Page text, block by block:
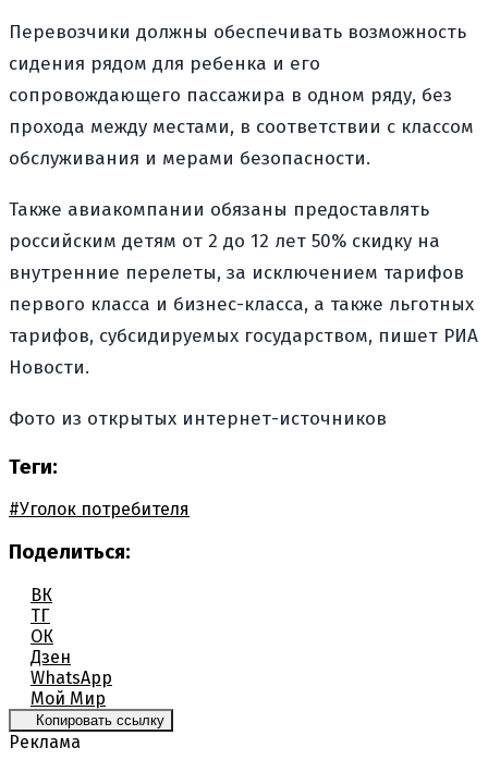
Перевозчики должны обеспечивать возможность
сидения рядом для ребенка и его
сопровождающего пассажира в одном ряду, без
прохода между местами, в соответствии с классом
обслуживания и мерами безопасности.
Также авиакомпании обязаны предоставлять
российским детям от 2 до 12 лет 50% скидку на
внутренние перелеты, за исключением тарифов
первого класса и бизнес-класса, а также льготных
тарифов, субсидируемых государством, пишет РИА
Новости.
Фото из открытых интернет-источников
Теги:
#Уголок потребителя
Поделиться:
ВК
ТГ
ОК
Дзен
WhatsApp
Мой Мир
Копировать ссылку
Реклама